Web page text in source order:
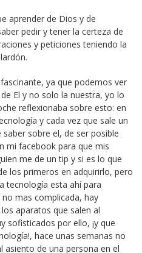
aprender de Dios y de
pedir y tener la certeza de
y peticiones teniendo la
ya que podemos ver
El y no solo la nuestra, yo lo
reflexionaba sobre esto: en
y cada vez que sale un
sobre el, de ser posible
mi facebook para que mis
me de un tip y si es lo que
los primeros en adquirirlo, pero
tecnología esta ahí para
mas complicada, hay
aparatos que salen al
sofisticados por ello, ¡y que
hace unas semanas no
de una persona en el